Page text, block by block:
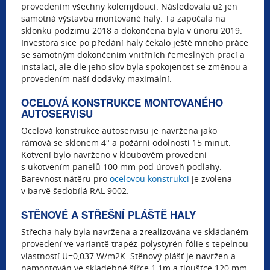
provedením všechny kolemjdoucí. Následovala už jen
samotná výstavba montované haly. Ta započala na
sklonku podzimu 2018 a dokončena byla v únoru 2019.
Investora sice po předání haly čekalo ještě mnoho práce
se samotným dokončením vnitřních řemeslných prací a
instalací, ale dle jeho slov byla spokojenost se změnou a
provedením naší dodávky maximální.
OCELOVÁ KONSTRUKCE MONTOVANÉHO
AUTOSERVISU
Ocelová konstrukce autoservisu je navržena jako
rámová se sklonem 4° a požární odolností 15 minut.
Kotvení bylo navrženo v kloubovém provedení
s ukotvením panelů 100 mm pod úroveň podlahy.
Barevnost nátěru pro ocelovou konstrukci je zvolena
v barvě šedobílá RAL 9002.
STĚNOVÉ A STŘEŠNÍ PLÁŠTĚ HALY
Střecha haly byla navržena a zrealizována ve skládaném
provedení ve variantě trapéz-polystyrén-fólie s tepelnou
vlastností U=0,037 W/m2K. Stěnový plášť je navržen a